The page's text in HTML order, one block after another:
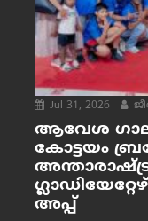
Jul 31, 2026
ആവേശ
കോട്ടയം
അപ്പ്